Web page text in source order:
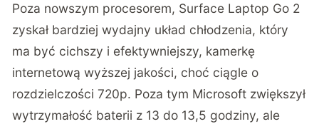
Poza nowszym procesorem, Surface Laptop Go 2
zyskał bardziej wydajny układ chłodzenia, który
ma być cichszy i efektywniejszy, kamerkę
internetową wyższej jakości, choć ciągle o
rozdzielczości 720p. Poza tym Microsoft zwiększył
wytrzymałość baterii z 13 do 13,5 godziny, ale